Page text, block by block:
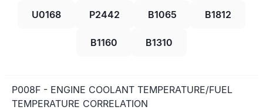
U0168 P2442 B1065 B1812
B1160 B1310
P008F - ENGINE COOLANT TEMPERATURE/FUEL
TEMPERATURE CORRELATION